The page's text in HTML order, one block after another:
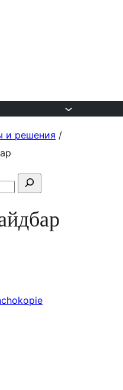
и решения /
Искать
форумах